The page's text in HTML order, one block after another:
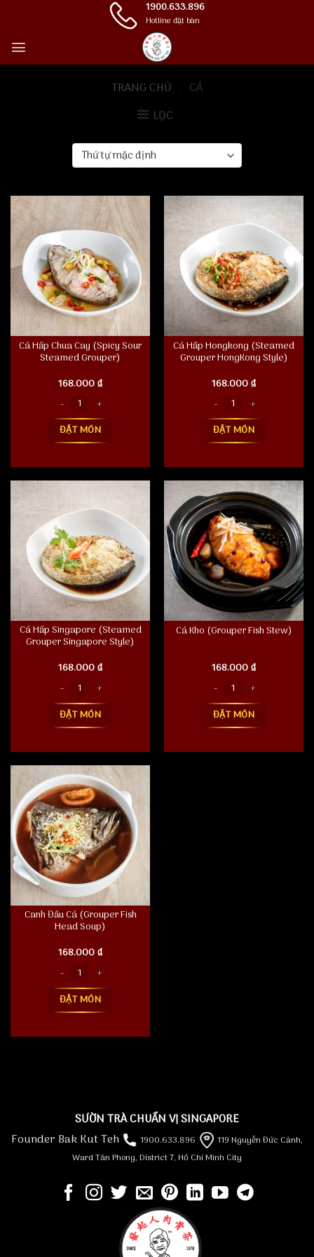
content
1900.633.896
Hotline đặt bàn
TRANG CHỦ
CÁ
LỌC
Cá Hấp Chua Cay (Spicy Sour
Steamed Grouper)
168.000₫
Cá Hấp Chua Cay (Spicy Sour Steamed Grouper) số lượng
ĐẶT MÓN
Cá Hấp Hongkong (Steamed
Grouper HongKong Style)
168.000₫
Cá Hấp Hongkong (Steamed
ĐẶT MÓN
Cá Hấp Singapore (Steamed
Grouper Singapore Style)
168.000₫
Cá Hấp Singapore (Steamed Grouper Singapore Style) số lượng
ĐẶT MÓN
Cá Kho (Grouper Fish Stew)
168.000₫
Cá Kho (Grouper Fish Stew) số lượng
ĐẶT MÓN
Canh Đầu Cá (Grouper Fish
Head Soup)
168.000₫
Canh Đầu Cá (Grouper Fish Head Soup) số lượng
ĐẶT MÓN
SƯỜN TRÀ CHUẨN VỊ SINGAPORE
Founder Bak Kut Teh
1900.633.896
119 Nguyễn Đức Cảnh,
Ward Tân Phong, District 7, Hồ Chí Minh City